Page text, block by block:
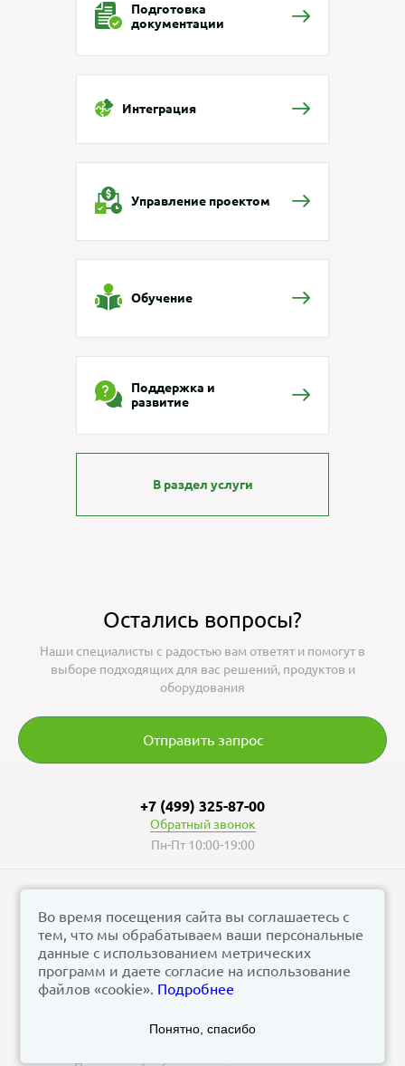
Подготовка
документации
Интеграция
Управление проектом
Обучение
Поддержка и
развитие
В раздел услуги
Остались вопросы?
Наши специалисты с радостью вам ответят и помогут в
выборе подходящих для вас решений, продуктов и
оборудования
Отправить запрос
© vizzion.ru, 2026
corp@vizzion.ru
Задать вопрос в чат Телеграм
Задать вопрос в МАКС
+7 (499) 325-87-00
Обратный звонок
Пн-Пт 10:00-19:00
Во время посещения сайта вы соглашаетесь с
тем, что мы обрабатываем ваши персональные
данные с использованием метрических
программ и даете согласие на использование
файлов «cookie». Подробнее
Понятно, спасибо